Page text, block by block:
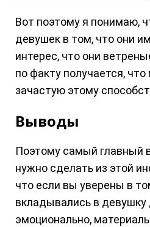
Вот поэтому я понимаю,
девушек в том, что они
интерес, что они
по факту получается,
зачастую этому
Выводы
Поэтому самый главный
нужно сделать из этой
что если вы уверены в
вкладывались в девушку
эмоционально,